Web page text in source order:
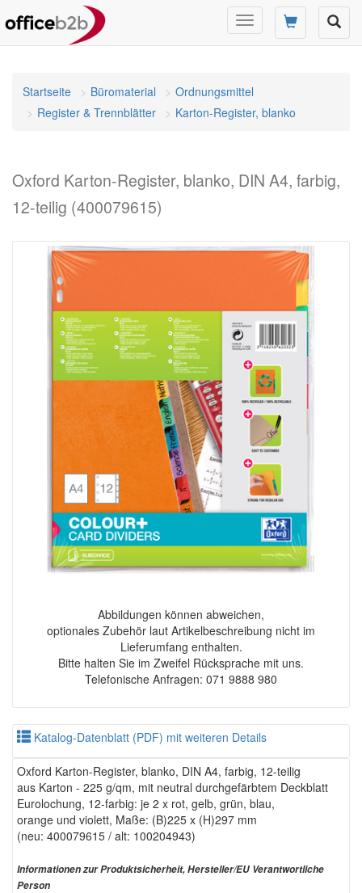
Navigation
umschalten
Startseite Büromaterial
Ordnungsmittel
Register & Trennblätter
Karton-Register, blanko
Oxford Karton-Register, blanko, DIN A4, farbig,
12-teilig (400079615)
Abbildungen können abweichen,
optionales Zubehör laut Artikelbeschreibung nicht im
Lieferumfang enthalten.
Bitte halten Sie im Zweifel Rücksprache mit uns.
Telefonische Anfragen: 071 9888 980
Katalog-Datenblatt (PDF) mit weiteren Details
Oxford Karton-Register, blanko, DIN A4, farbig, 12-teilig
aus Karton - 225 g/qm, mit neutral durchgefärbtem Deckblatt
Eurolochung, 12-farbig: je 2 x rot, gelb, grün, blau,
orange und violett, Maße: (B)225 x (H)297 mm
(neu: 400079615 / alt: 100204943)
Informationen zur Produktsicherheit, Hersteller/EU Verantwortliche
Person